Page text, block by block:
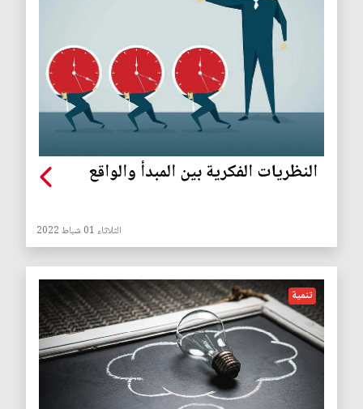
النظريات الفكرية بين المبدأ والواقع
الثلاثاء 01 شباط 2022
تنمية